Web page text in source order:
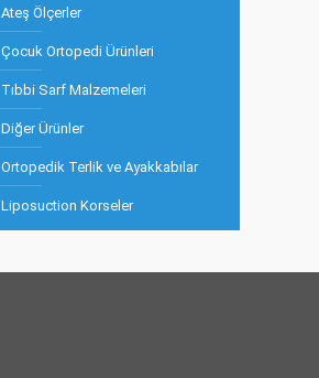
Ateş Ölçerler
Çocuk Ortopedi Ürünleri
Tıbbi Sarf Malzemeleri
Diğer Ürünler
Ortopedik Terlik ve Ayakkabılar
Liposuction Korseler